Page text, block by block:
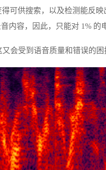
可供搜索，以及检测能反映
内容，因此，只能对 1% 的
会受到语音质量和错误的困